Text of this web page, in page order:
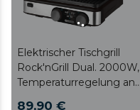
Elektrischer Tischgrill
Rock'nGrill Dual. 2000W,
Temperaturregelung an
89,90 €